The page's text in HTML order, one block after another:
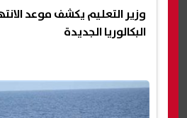
وزير التعليم يكشف موعد
البكالوريا الجديدة